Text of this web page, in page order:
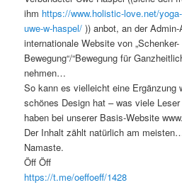
ihm https://www.holistic-love.net/
uwe-w-haspel/ )) anbot, an der
internationale Website von
Bewegung“/“Bewegung für
nehmen…
So kann es vielleicht eine Ergänzung
schönes Design hat – was viele
haben bei unserer Basis-Website
Der Inhalt zählt natürlich am
Namaste.
Öff Öff
https://t.me/oeffoeff/1428